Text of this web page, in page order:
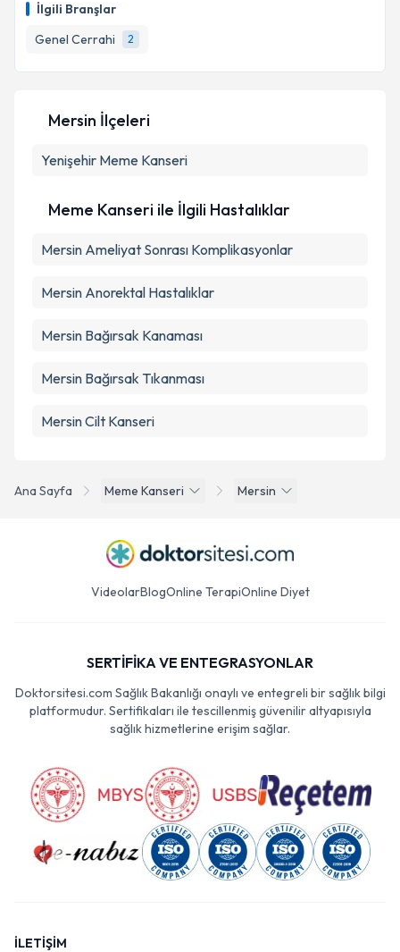
İlgili Branşlar
Genel Cerrahi
2
için bir takvim hazırlandığında e-posta ile
bilgilendireceğiz.
E-posta Adresiniz
Kişisel verilerimin işlenmesine ilişkin
Takvim Talebini Gönder
Ana Sayfa Meme Kanseri Mersin
Mersin İlçeleri
Yenişehir Meme Kanseri
Meme Kanseri ile İlgili Hastalıklar
Mersin Ameliyat Sonrası Komplikasyonlar
Mersin Anorektal Hastalıklar
Mersin Bağırsak Kanaması
Mersin Bağırsak Tıkanması
Mersin Cilt Kanseri
VideolarBlogOnline TerapiOnline Diyet
SERTİFİKA VE ENTEGRASYONLAR
Doktorsitesi.com Sağlık Bakanlığı onaylı ve entegreli bir sağlık bilgi
platformudur. Sertifikaları ile tescillenmiş güvenilir altyapısıyla
sağlık hizmetlerine erişim sağlar.
İLETİŞİM